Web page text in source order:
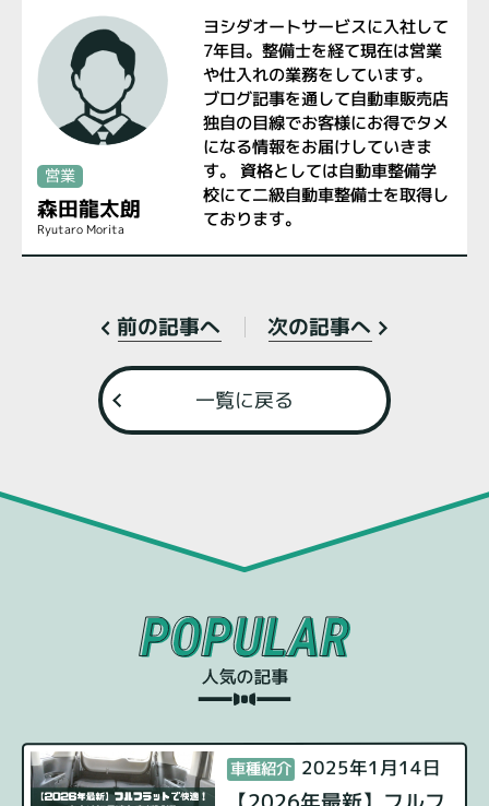
営業
森田龍太朗
Ryutaro Morita
ヨシダオートサービスに入社して
7年目。整備士を経て現在は営業
や仕入れの業務をしています。
ブログ記事を通して自動車販売店
独自の目線でお客様にお得でタメ
になる情報をお届けしていきま
す。 資格としては自動車整備学
校にて二級自動車整備士を取得し
ております。
前の記事へ 次の記事へ
一覧に戻る
車種紹介 2025年1月14日